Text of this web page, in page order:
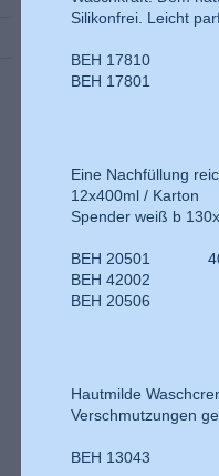
Silikonfrei. Leicht
BEH 17810
BEH 17801
Eine Nachfüllung
12x400ml / Karton
Spender weiß b
BEH 20501
BEH 42002 1
BEH 20506 1
Hautmilde
Verschmutzungen
BEH 13043